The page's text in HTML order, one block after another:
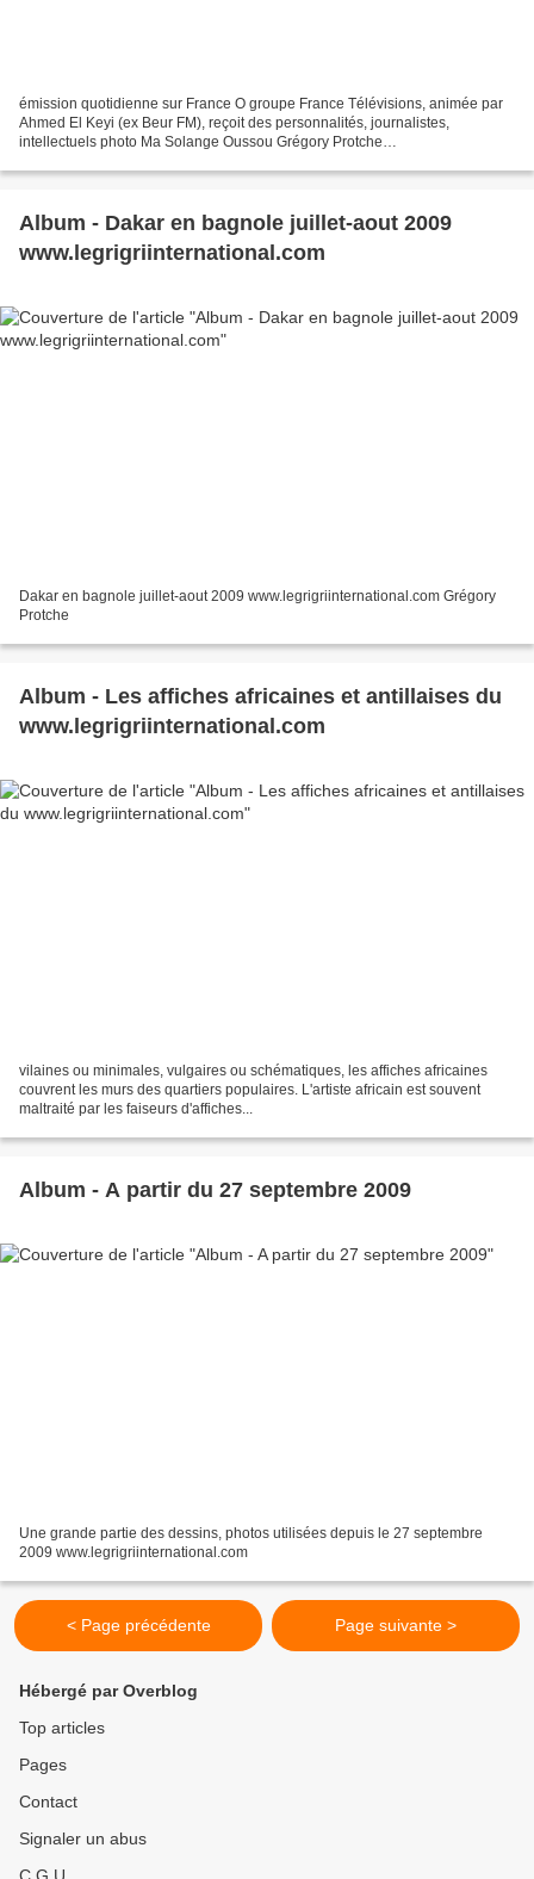
émission quotidienne sur France O groupe France Télévisions, animée par
Ahmed El Keyi (ex Beur FM), reçoit des personnalités, journalistes,
intellectuels photo Ma Solange Oussou Grégory Protche
Album - Dakar en bagnole juillet-aout 2009
www.legrigriinternational.com
Dakar en bagnole juillet-aout 2009 www.legrigriinternational.com Grégory
Protche
Album - Les affiches africaines et antillaises du
www.legrigriinternational.com
vilaines ou minimales, vulgaires ou schématiques, les affiches africaines
couvrent les murs des quartiers populaires. L'artiste africain est souvent
maltraité par les faiseurs d'affiches...
Album - A partir du 27 septembre 2009
Une grande partie des dessins, photos utilisées depuis le 27 septembre
2009 www.legrigriinternational.com
< Page précédente Page suivante >
Hébergé par Overblog
Top articles
Pages
Contact
Signaler un abus